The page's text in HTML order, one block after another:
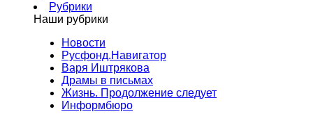
Рубрики
Наши рубрики
Новости
Русфонд.Навигатор
Варя Иштрякова
Драмы в письмах
Жизнь. Продолжение следует
Информбюро